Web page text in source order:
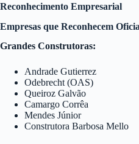
Reconhecimento Empresarial
Empresas que Reconhecem
Grandes Construtoras:
Andrade Gutierrez
Odebrecht (OAS)
Queiroz Galvão
Camargo Corrêa
Mendes Júnior
Construtora Barbosa Mello